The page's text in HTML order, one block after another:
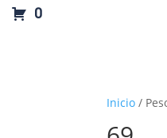
0
Inicio /